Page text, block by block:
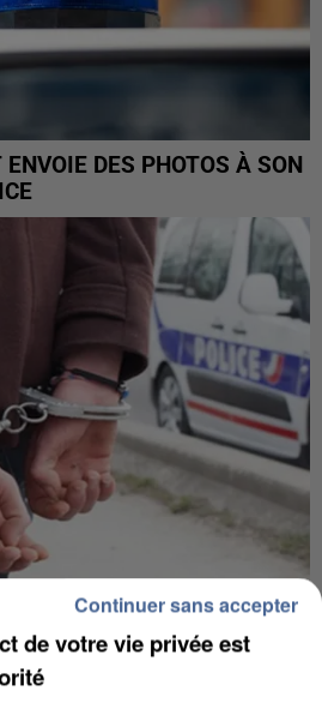
ENVOIE DES PHOTOS À SON
EN ALGÉRIE
de votre vie privée est
Continuer sans accepter